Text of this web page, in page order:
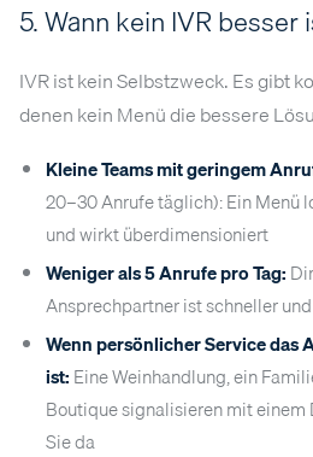
5. Wann kein IVR besser
IVR ist kein Selbstzweck. Es gibt
denen kein Menü die bessere
Kleine Teams mit geringem
20–30 Anrufe täglich): Ein Menü
und wirkt überdimensioniert
Weniger als 5 Anrufe pro Tag:
Ansprechpartner ist schneller
Wenn persönlicher Service das
ist: Eine Weinhandlung, ein
Boutique signalisieren mit
Sie da